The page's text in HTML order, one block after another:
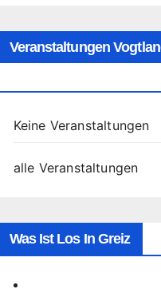
Veranstaltungen
Keine Veranstaltungen
alle Veranstaltungen
Was Ist Los In Greiz